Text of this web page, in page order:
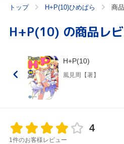
トップ H+P(10)ひめぱら 商
H+P(10) の商品レ
H+P(10)
風見周【著】
4
1件のお客様レビュー